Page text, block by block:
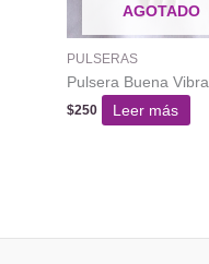
AGOTADO
PULSERAS
Pulsera Buena Vibra
$250 Leer más